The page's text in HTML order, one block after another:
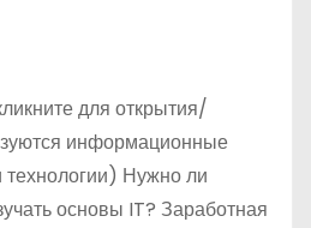
для открытия/
информационные
Нужно ли
основы IT? Заработная